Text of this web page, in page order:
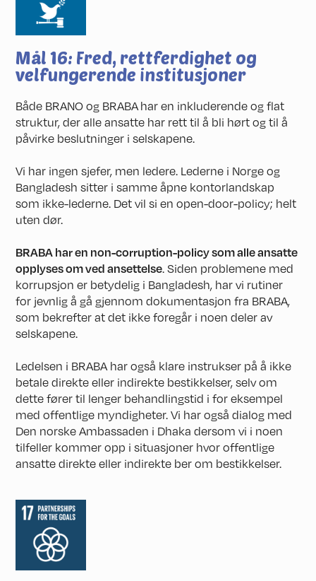
Mål 16: Fred, rettferdighet og
velfungerende institusjoner
Både BRANO og BRABA har en inkluderende og flat
struktur, der alle ansatte har rett til å bli hørt og til å
påvirke beslutninger i selskapene.
Vi har ingen sjefer, men ledere. Lederne i Norge og
Bangladesh sitter i samme åpne kontorlandskap
som ikke-lederne. Det vil si en open-door-policy; helt
uten dør.
BRABA har en non-corruption-policy som alle ansatte
opplyses om ved ansettelse. Siden problemene med
korrupsjon er betydelig i Bangladesh, har vi rutiner
for jevnlig å gå gjennom dokumentasjon fra BRABA,
som bekrefter at det ikke foregår i noen deler av
selskapene.
Ledelsen i BRABA har også klare instrukser på å ikke
betale direkte eller indirekte bestikkelser, selv om
dette fører til lenger behandlingstid i for eksempel
med offentlige myndigheter. Vi har også dialog med
Den norske Ambassaden i Dhaka dersom vi i noen
tilfeller kommer opp i situasjoner hvor offentlige
ansatte direkte eller indirekte ber om bestikkelser.